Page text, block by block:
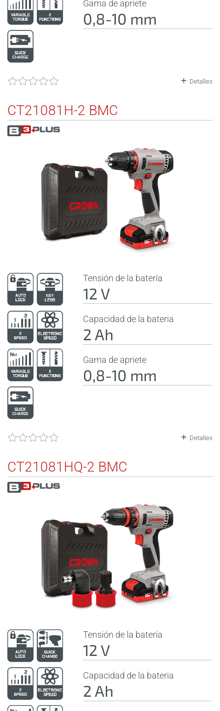
Gama de apriete
0,8-10 mm
Detalles
CT21081H-2 BMC
Tensión de la batería
12 V
Capacidad de la bateria
2 Ah
Gama de apriete
0,8-10 mm
Detalles
CT21081HQ-2 BMC
Tensión de la batería
12 V
Capacidad de la bateria
2 Ah